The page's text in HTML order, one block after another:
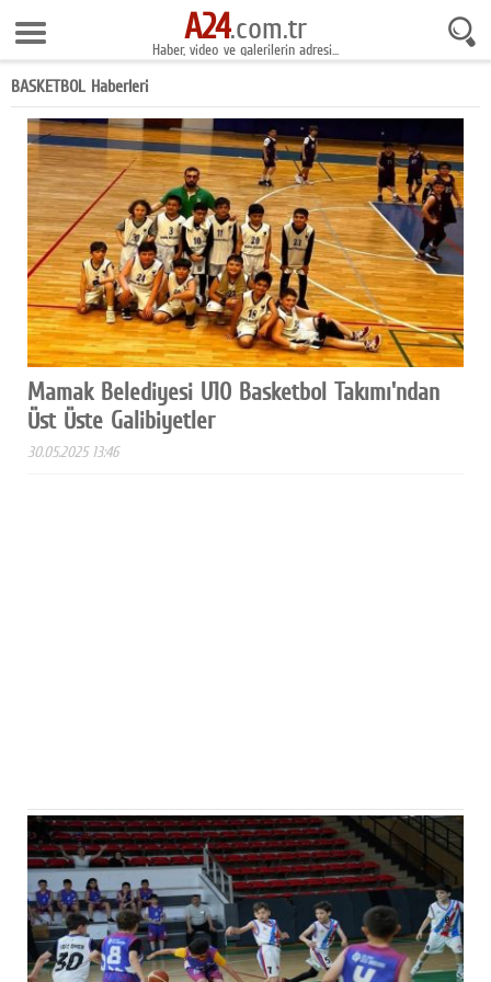
6 Ağustos 2026 23:52:27
Anasayfa
Foto Galeri
Gazeteler
Video Galeri
Gündem
Ekonomi
Yaşam
Teknoloji
Yazarlar
Künye
İletişim
A24 SOSYAL MEDYA
A24.com.tr
Haber, video ve galerilerin adresi...
BASKETBOL Haberleri
Mamak Belediyesi U10 Basketbol Takımı'ndan
Üst Üste Galibiyetler
30.05.2025 13:46